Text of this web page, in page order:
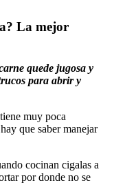
La mejor
quede jugosa y
para abrir y
muy poca
que saber manejar
cocinan cigalas a
por donde no se